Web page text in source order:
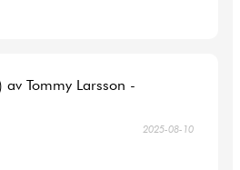
av Tommy Larsson -
2025-08-10